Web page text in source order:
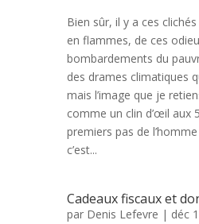
Bien sûr, il y a ces
en flammes, de ces
bombardements du
des drames climatiques
mais l’image que je
comme un clin d’œil aux
premiers pas de
c’est...
Cadeaux fiscaux et
par Denis Lefevre | déc